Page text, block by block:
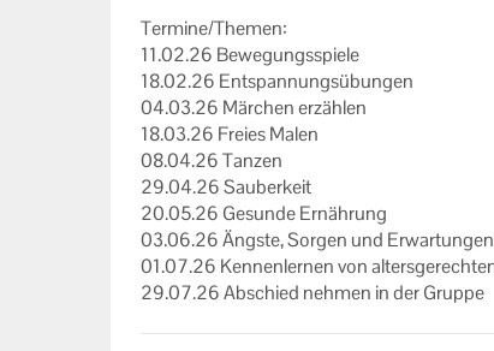
Ter­mi­ne/The­men:
11.02.26 Be­we­gungs­spie­le
18.02.26 Ent­span­nungs­übun­gen
04.03.26 Mär­chen er­zäh­len
18.03.26 Frei­es Malen
08.04.26 Tan­zen
29.04.26 Sau­ber­keit
20.05.26 Ge­sun­de Er­näh­rung
03.06.26 Ängs­te, Sor­gen und
01.07.26 Ken­nen­ler­nen von
29.07.26 Ab­schied neh­men in der Grup­pe